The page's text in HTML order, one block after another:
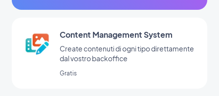
Content Management System
Create contenuti di ogni tipo direttamente
dal vostro backoffice
Gratis